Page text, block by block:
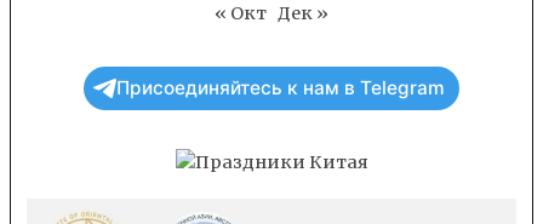
« Окт Дек »
Присоединяйтесь к нам в Telegram